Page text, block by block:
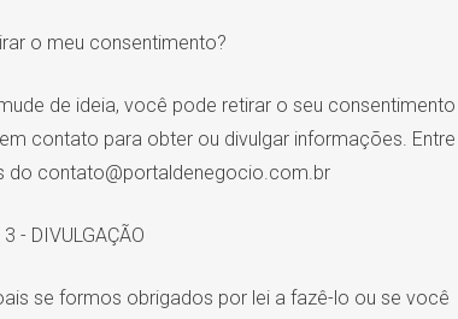
o meu consentimento?
de ideia, você pode retirar o seu consentimento
contato para obter ou divulgar informações. Entre
do contato@portaldenegocio.com.br
3 - DIVULGAÇÃO
se formos obrigados por lei a fazê-lo ou se você